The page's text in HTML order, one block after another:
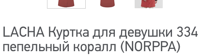
LACHA Куртка для девушки 334
пепельный коралл (NORPPA)